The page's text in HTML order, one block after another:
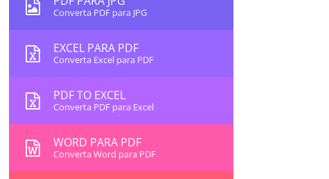
Converta PDF para JPG
EXCEL PARA PDF
Converta Excel para PDF
PDF TO EXCEL
Converta PDF para Excel
WORD PARA PDF
Converta Word para PDF